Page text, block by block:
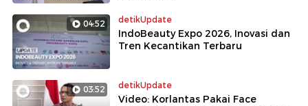
04:52 detikUpdate
IndoBeauty Expo 2026, Inovasi dan
Tren Kecantikan Terbaru
03:52 detikUpdate
Video: Korlantas Pakai Face